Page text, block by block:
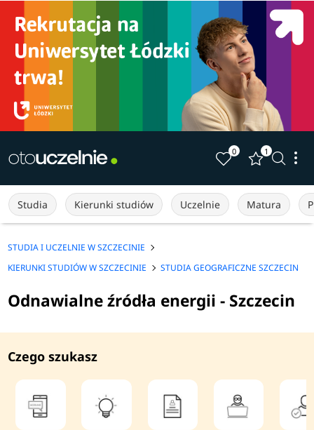
0 1
Studia Kierunki studiów Uczelnie Matura
STUDIA I UCZELNIE W SZCZECINIE
KIERUNKI STUDIÓW W SZCZECINIE
STUDIA GEOGRAFICZNE SZCZECIN
Odnawialne źródła energii - Szczecin
Czego szukasz